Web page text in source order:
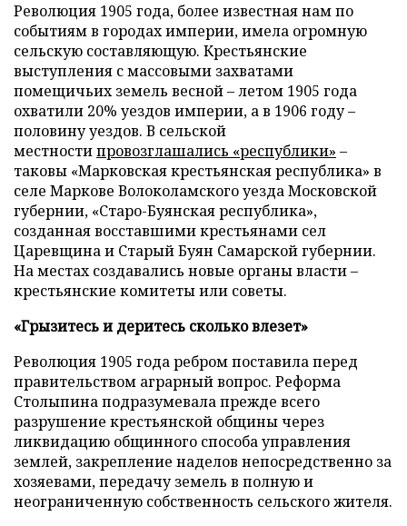
Революция 1905 года, более известная нам по
событиям в городах империи, имела огромную
сельскую составляющую. Крестьянские
выступления с массовыми захватами
помещичьих земель весной – летом 1905 года
охватили 20% уездов империи, а в 1906 году –
половину уездов. В сельской
местностипровозглашались «республики» –
таковы «Марковская крестьянская республика» в
селе Маркове Волоколамского уезда Московской
губернии, «Старо-Буянская республика»,
созданная восставшими крестьянами сел
Царевщина и Старый Буян Самарской губернии.
На местах создавались новые органы власти –
крестьянские комитеты или советы.
«Грызитесь и деритесь сколько влезет»
Революция 1905 года ребром поставила перед
правительством аграрный вопрос. Реформа
Столыпина подразумевала прежде всего
разрушение крестьянской общины через
ликвидацию общинного способа управления
землей, закрепление наделов непосредственно за
хозяевами, передачу земель в полную и
неограниченную собственность сельского жителя.